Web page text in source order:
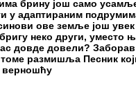
брину још само
у адаптираним
ове земље још
неко други, уместо
довде довели?
размишља Песник
верношћу